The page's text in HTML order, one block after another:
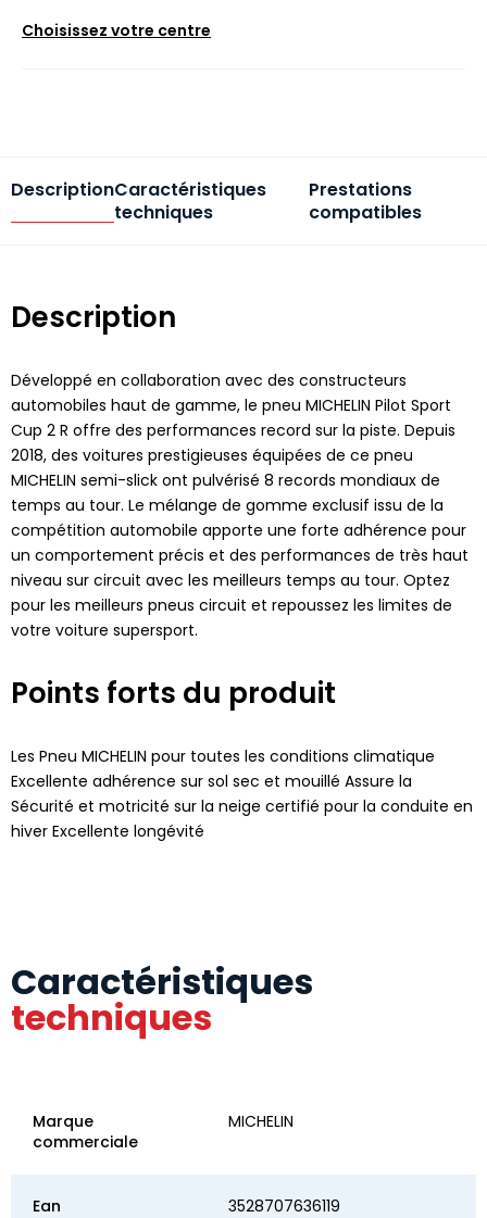
Choisissez votre centre
DescriptionCaractéristiques
techniques
Prestations
compatibles
Description
Développé en collaboration avec des constructeurs
automobiles haut de gamme, le pneu MICHELIN Pilot Sport
Cup 2 R offre des performances record sur la piste. Depuis
2018, des voitures prestigieuses équipées de ce pneu
MICHELIN semi-slick ont pulvérisé 8 records mondiaux de
temps au tour. Le mélange de gomme exclusif issu de la
compétition automobile apporte une forte adhérence pour
un comportement précis et des performances de très haut
niveau sur circuit avec les meilleurs temps au tour. Optez
pour les meilleurs pneus circuit et repoussez les limites de
votre voiture supersport.
Points forts du produit
Les Pneu MICHELIN pour toutes les conditions climatique
Excellente adhérence sur sol sec et mouillé Assure la
Sécurité et motricité sur la neige certifié pour la conduite en
hiver Excellente longévité
Caractéristiques
techniques
Marque
commerciale
MICHELIN
Ean 3528707636119